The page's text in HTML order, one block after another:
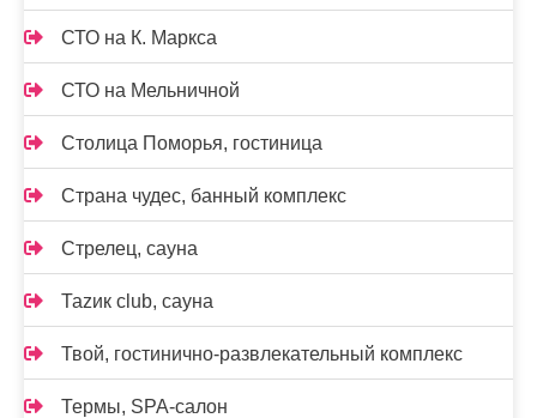
СТО на К. Маркса
СТО на Мельничной
Столица Поморья, гостиница
Страна чудес, банный комплекс
Стрелец, сауна
Таzик club, сауна
Твой, гостинично-развлекательный комплекс
Термы, SPA-салон